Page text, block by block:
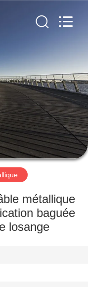
métallique
baguée
losange